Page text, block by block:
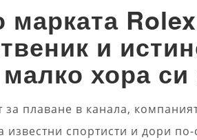
марката
и
малко хора
плаване в канала,
известни спортисти и дори